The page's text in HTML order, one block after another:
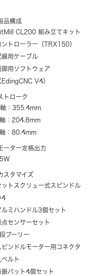
品構成
CL200 組み立てキット
ントローラー（TRX150）
線用ケーブル
御用ソフトウェア
EdingCNC V4）
トローク
：355.4mm
：204.8mm
：80.4mm
ーター定格出力
スタマイズ
ットスクリュー式スピンドル
ルミハンドル3個セット
点センサーセット
プーリー
ピンドルモーター用コネクタ
ベルト
振パット4個セット